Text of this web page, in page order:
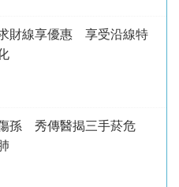
財線享優惠 享受沿線特
孫 秀傳醫揭三手菸危